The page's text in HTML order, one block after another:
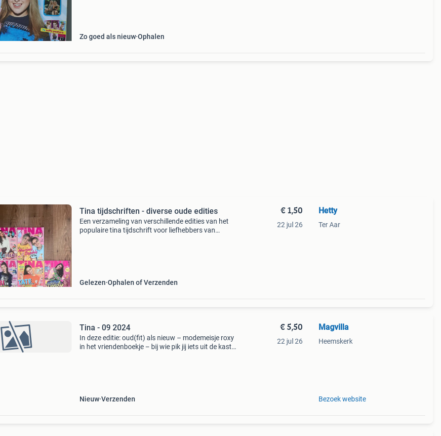
Zo goed als nieuw Ophalen
Tina tijdschriften - diverse oude edities
Een verzameling van verschillende edities van het
populaire tina tijdschrift voor liefhebbers van
Gelezen Ophalen of Verzenden
€ 1,50
22 jul 26
Hetty
Ter Aar
Tina - 09 2024
In deze editie: oud(fit) als nieuw – modemeisje roxy
in het vriendenboekje – bij wie pik jij iets uit de kast?
Nieuw Verzenden
€ 5,50
22 jul 26
Magvilla
Heemskerk
Bezoek website